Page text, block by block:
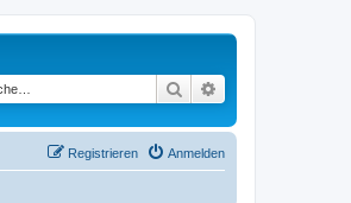
Suche
Anmelden
Registrieren